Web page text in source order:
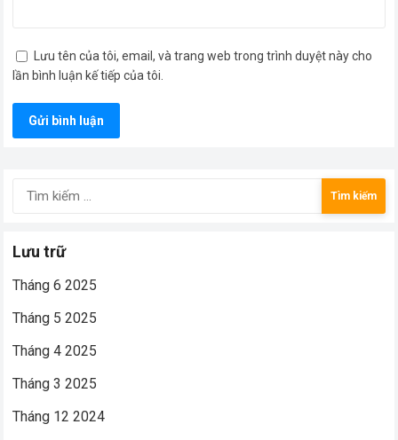
Lưu tên của tôi, email, và trang web trong trình duyệt này cho
lần bình luận kế tiếp của tôi.
Tìm
kiếm
Lưu trữ
Tháng 6 2025
Tháng 5 2025
Tháng 4 2025
Tháng 3 2025
Tháng 12 2024